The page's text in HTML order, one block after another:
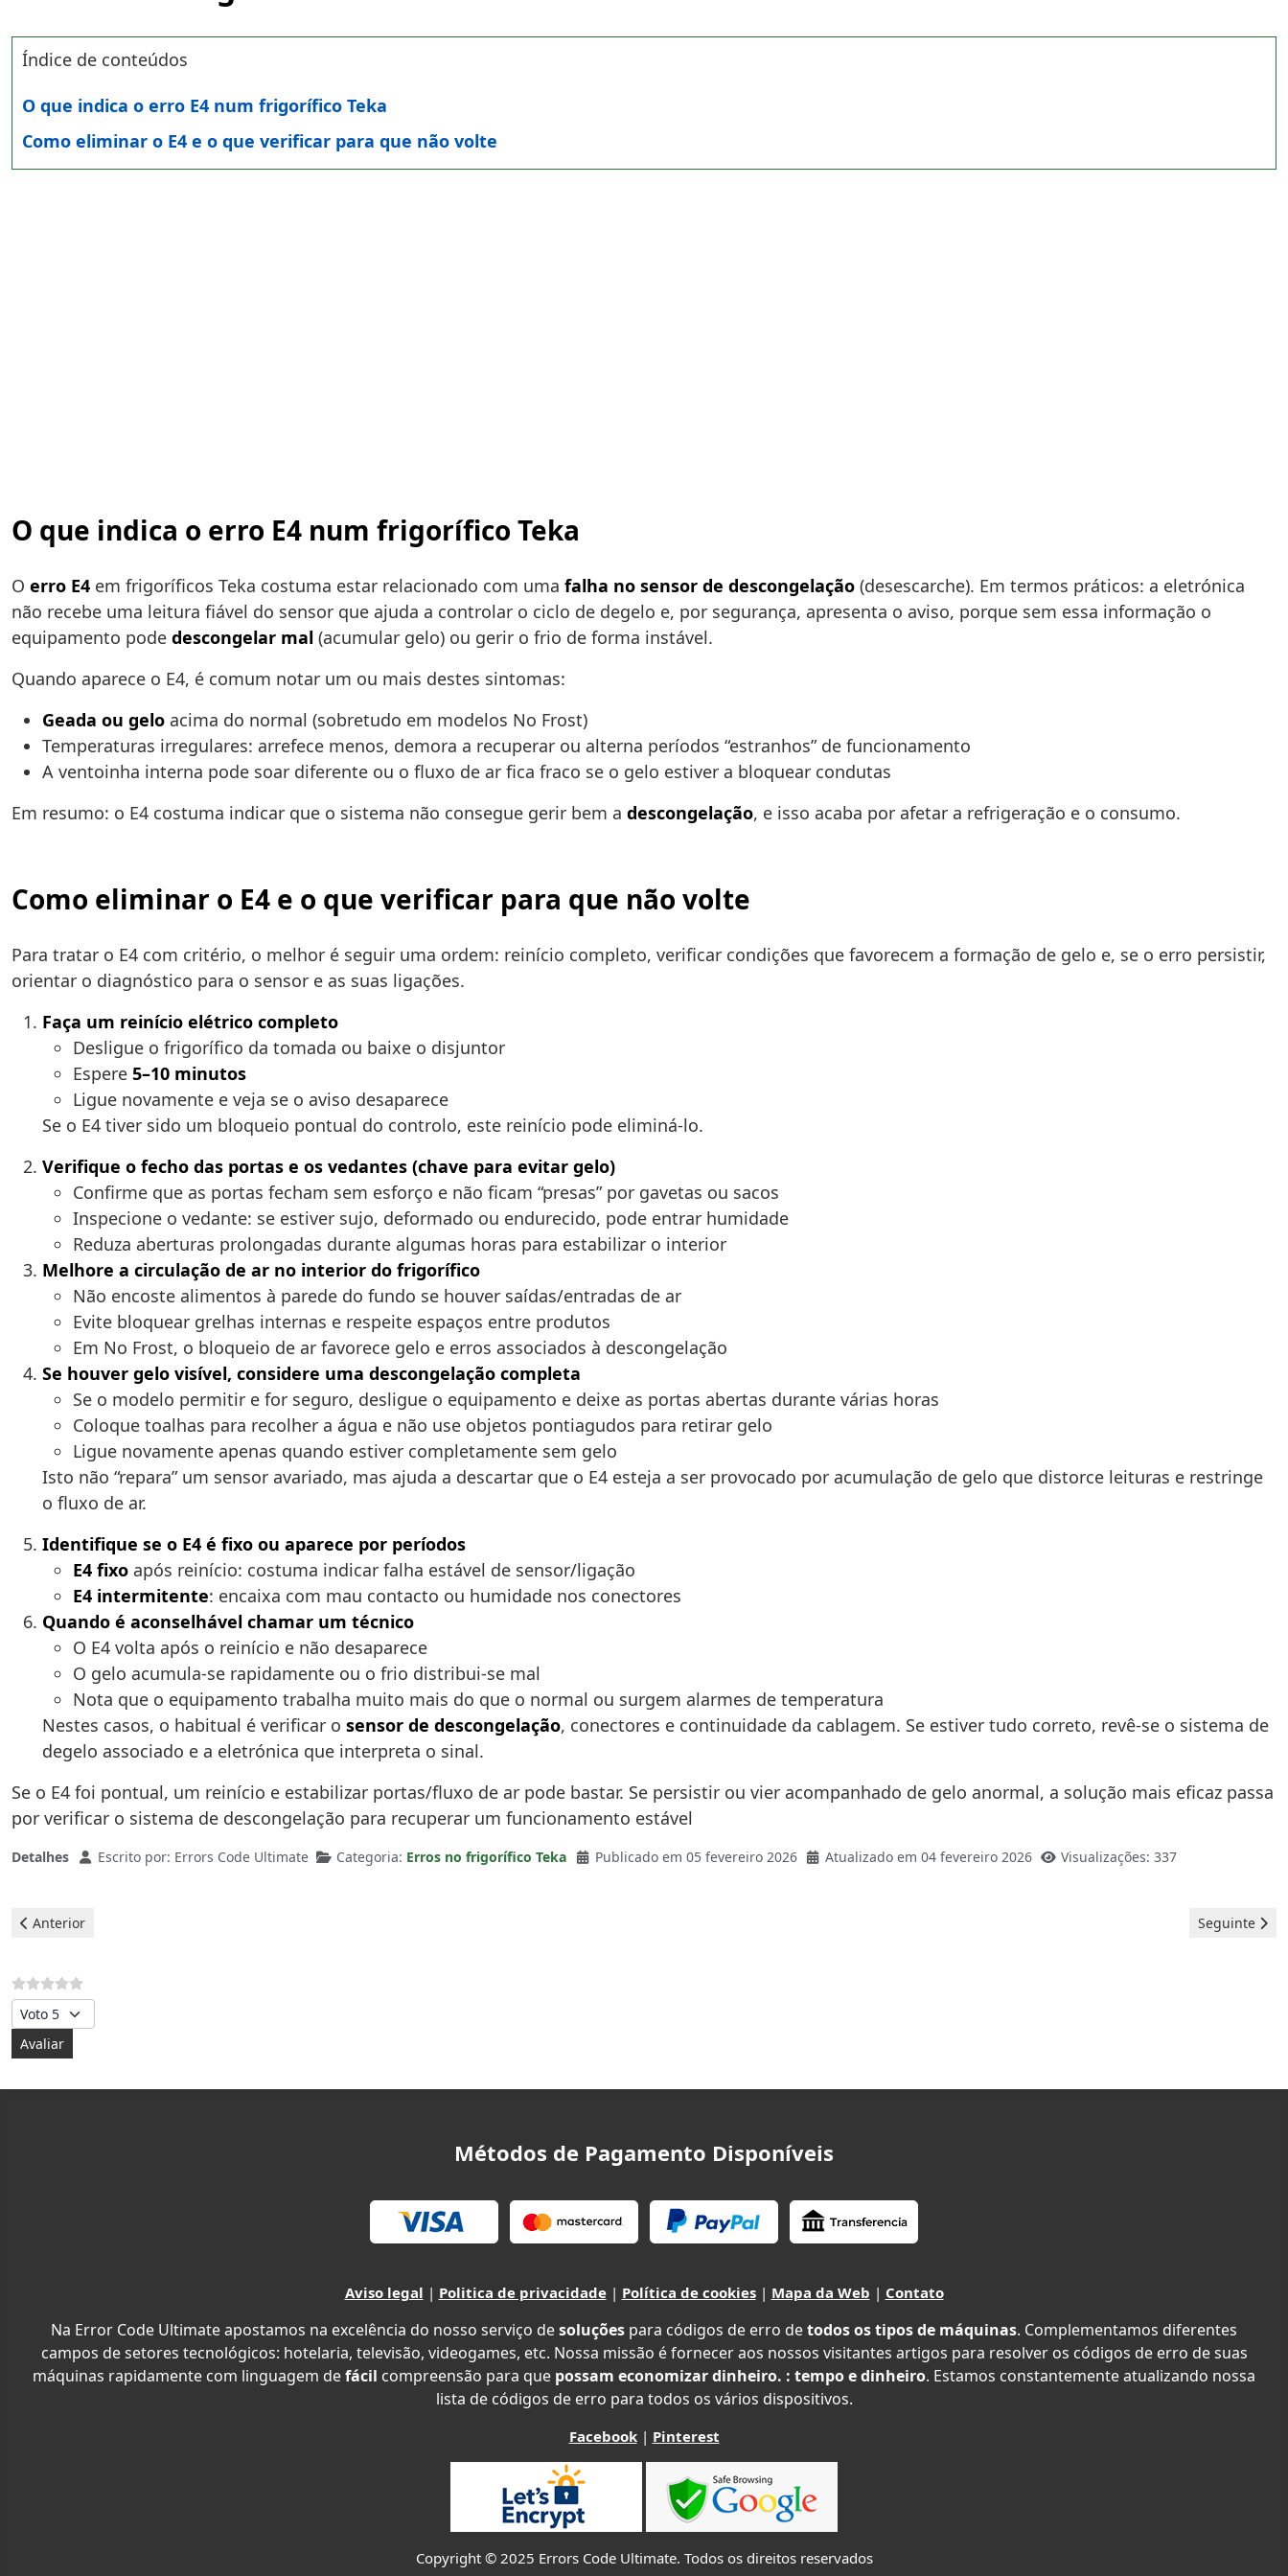
Índice de conteúdos
O que indica o erro E4 num frigorífico Teka
Como eliminar o E4 e o que verificar para que não volte
O que indica o erro E4 num frigorífico Teka
O erro E4 em frigoríficos Teka costuma estar relacionado com uma falha no sensor de descongelação (desescarche). Em termos práticos: a eletrónica
não recebe uma leitura fiável do sensor que ajuda a controlar o ciclo de degelo e, por segurança, apresenta o aviso, porque sem essa informação o
equipamento pode descongelar mal (acumular gelo) ou gerir o frio de forma instável.
Quando aparece o E4, é comum notar um ou mais destes sintomas:
Geada ou gelo acima do normal (sobretudo em modelos No Frost)
Temperaturas irregulares: arrefece menos, demora a recuperar ou alterna períodos “estranhos” de funcionamento
A ventoinha interna pode soar diferente ou o fluxo de ar fica fraco se o gelo estiver a bloquear condutas
Em resumo: o E4 costuma indicar que o sistema não consegue gerir bem a descongelação, e isso acaba por afetar a refrigeração e o consumo.
Como eliminar o E4 e o que verificar para que não volte
Para tratar o E4 com critério, o melhor é seguir uma ordem: reinício completo, verificar condições que favorecem a formação de gelo e, se o erro persistir,
orientar o diagnóstico para o sensor e as suas ligações.
Faça um reinício elétrico completo
Desligue o frigorífico da tomada ou baixe o disjuntor
Espere 5–10 minutos
Ligue novamente e veja se o aviso desaparece
Se o E4 tiver sido um bloqueio pontual do controlo, este reinício pode eliminá-lo.
Verifique o fecho das portas e os vedantes (chave para evitar gelo)
Confirme que as portas fecham sem esforço e não ficam “presas” por gavetas ou sacos
Inspecione o vedante: se estiver sujo, deformado ou endurecido, pode entrar humidade
Reduza aberturas prolongadas durante algumas horas para estabilizar o interior
Melhore a circulação de ar no interior do frigorífico
Não encoste alimentos à parede do fundo se houver saídas/entradas de ar
Evite bloquear grelhas internas e respeite espaços entre produtos
Em No Frost, o bloqueio de ar favorece gelo e erros associados à descongelação
Se houver gelo visível, considere uma descongelação completa
Se o modelo permitir e for seguro, desligue o equipamento e deixe as portas abertas durante várias horas
Coloque toalhas para recolher a água e não use objetos pontiagudos para retirar gelo
Ligue novamente apenas quando estiver completamente sem gelo
Isto não “repara” um sensor avariado, mas ajuda a descartar que o E4 esteja a ser provocado por acumulação de gelo que distorce leituras e restringe
o fluxo de ar.
Identifique se o E4 é fixo ou aparece por períodos
E4 fixo após reinício: costuma indicar falha estável de sensor/ligação
E4 intermitente: encaixa com mau contacto ou humidade nos conectores
Quando é aconselhável chamar um técnico
O E4 volta após o reinício e não desaparece
O gelo acumula-se rapidamente ou o frio distribui-se mal
Nota que o equipamento trabalha muito mais do que o normal ou surgem alarmes de temperatura
Nestes casos, o habitual é verificar o sensor de descongelação, conectores e continuidade da cablagem. Se estiver tudo correto, revê-se o sistema de
degelo associado e a eletrónica que interpreta o sinal.
Se o E4 foi pontual, um reinício e estabilizar portas/fluxo de ar pode bastar. Se persistir ou vier acompanhado de gelo anormal, a solução mais eficaz passa
por verificar o sistema de descongelação para recuperar um funcionamento estável
Detalhes Escrito por: Errors Code Ultimate Categoria: Erros no frigorífico Teka Publicado em 05 fevereiro 2026 Atualizado em 04 fevereiro 2026 Visualizações: 337
Artigo anterior: Frigorífico Teka - Erro E5
Anterior Artigo
Seguinte
Avalie, por favor
Métodos de Pagamento Disponíveis
Aviso legal | Politica de privacidade| Política de cookies| Mapa da Web | Contato
Na Error Code Ultimate apostamos na excelência do nosso serviço desoluções para códigos de erro detodos os tipos de máquinas. Complementamos diferentes
campos de setores tecnológicos: hotelaria, televisão, videogames, etc. Nossa missão é fornecer aos nossos visitantes artigos para resolver os códigos de erro de suas
máquinas rapidamente com linguagem defácil compreensão para que possam economizar dinheiro. : tempo e dinheiro. Estamos constantemente atualizando nossa
lista de códigos de erro para todos os vários dispositivos.
Facebook| Pinterest
Copyright © 2025 Errors Code Ultimate. Todos os direitos reservados